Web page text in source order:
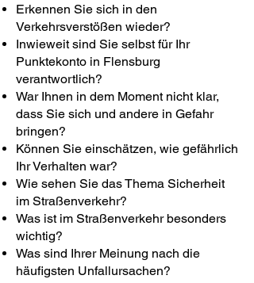
Erkennen Sie sich in den
Verkehrsverstößen wieder?
Inwieweit sind Sie selbst für Ihr
Punktekonto in Flensburg
verantwortlich?
War Ihnen in dem Moment nicht klar,
dass Sie sich und andere in Gefahr
bringen?
Können Sie einschätzen, wie gefährlich
Ihr Verhalten war?
Wie sehen Sie das Thema Sicherheit
im Straßenverkehr?
Was ist im Straßenverkehr besonders
wichtig?
Was sind Ihrer Meinung nach die
häufigsten Unfallursachen?